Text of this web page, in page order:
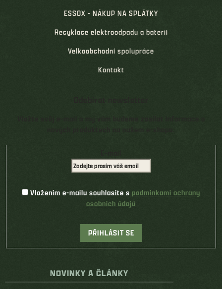
ESSOX - NÁKUP NA SPLÁTKY
Recyklace elektroodpadu a baterií
Velkoobchodní spolupráce
Kontakt
Vložením e-mailu souhlasíte s podmínkami ochrany
osobních údajů
PŘIHLÁSIT SE
NOVINKY A ČLÁNKY